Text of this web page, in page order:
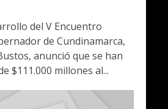
del V Encuentro
de Cundinamarca,
anunció que se han
$111.000 millones al...